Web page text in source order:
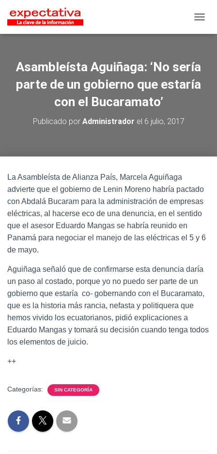
Asambleísta Aguiñaga: ‘No sería
parte de un gobierno que estaría
con el Bucaramato’
Publicado por Administrador el 6 julio, 2017
La Asambleísta de Alianza País, Marcela Aguiñaga
advierte que el gobierno de Lenin Moreno habría pactado
con Abdalá Bucaram para la administración de empresas
eléctricas, al hacerse eco de una denuncia, en el sentido
que el asesor Eduardo Mangas se habría reunido en
Panamá para negociar el manejo de las eléctricas el 5 y 6
de mayo.
Aguiñaga señaló que de confirmarse esta denuncia daría
un paso al costado, porque yo no puedo ser parte de un
gobierno que estaría co- gobernando con el Bucaramato,
que es la historia más rancia, nefasta y politiquera que
hemos vivido los ecuatorianos, pidió explicaciones a
Eduardo Mangas y tomará su decisión cuando tenga todos
los elementos de juicio.
++
Categorías: SIN CATEGORÍA